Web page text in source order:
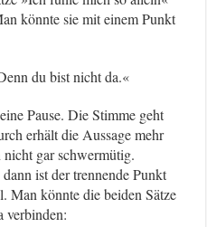
könnte sie mit einem Punkt
du bist nicht da.«
Pause. Die Stimme geht
erhält die Aussage mehr
gar schwermütig.
ist der trennende Punkt
Man könnte die beiden Sätze
verbinden: